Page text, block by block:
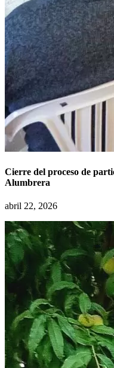
Cierre del proceso de
Alumbrera
abril 22, 2026